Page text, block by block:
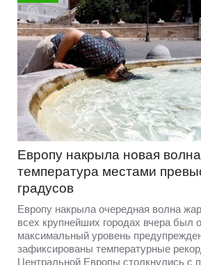
Европу накрыла новая
температура местами
градусов
Европу накрыла очередная волна
всех крупнейших городах вчера был
максимальный уровень
зафиксированы температурные
Центральной Европы столкнулись с